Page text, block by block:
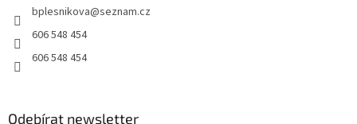
bplesnikova@seznam.cz
606 548 454
606 548 454
Odebírat newsletter